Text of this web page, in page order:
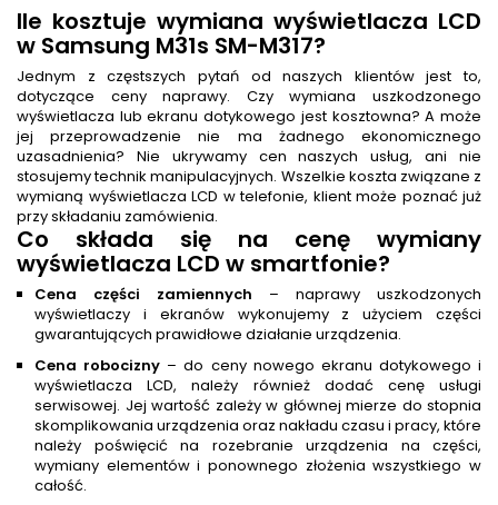
Ile kosztuje wymiana wyświetlacza LCD
w Samsung M31s SM-M317?
Jednym z częstszych pytań od naszych klientów jest to,
dotyczące ceny naprawy. Czy wymiana uszkodzonego
wyświetlacza lub ekranu dotykowego jest kosztowna? A może
jej przeprowadzenie nie ma żadnego ekonomicznego
uzasadnienia? Nie ukrywamy cen naszych usług, ani nie
stosujemy technik manipulacyjnych. Wszelkie koszta związane z
wymianą wyświetlacza LCD w telefonie, klient może poznać już
przy składaniu zamówienia.
Co składa się na cenę wymiany
wyświetlacza LCD w smartfonie?
Cena części zamiennych – naprawy uszkodzonych
wyświetlaczy i ekranów wykonujemy z użyciem części
gwarantujących prawidłowe działanie urządzenia.
Cena robocizny – do ceny nowego ekranu dotykowego i
wyświetlacza LCD, należy również dodać cenę usługi
serwisowej. Jej wartość zależy w głównej mierze do stopnia
skomplikowania urządzenia oraz nakładu czasu i pracy, które
należy poświęcić na rozebranie urządzenia na części,
wymiany elementów i ponownego złożenia wszystkiego w
całość.